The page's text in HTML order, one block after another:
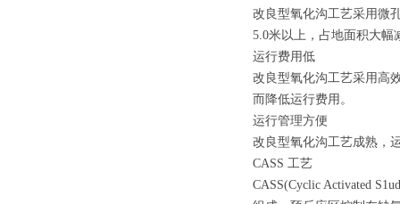
改良型氧化沟工艺采用微
5.0米以上，占地面积大
运行费用低
改良型氧化沟工艺采用高
而降低运行费用。
运行管理方便
改良型氧化沟工艺成熟，
CASS 工艺
CASS(Cyclic Activated